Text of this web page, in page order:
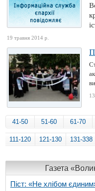
19 травня 2014 р.
41-50 51-60 61-70
111-120 121-130 131-338
Газета
Піст: «Не хлібом